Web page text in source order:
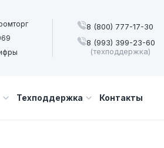
8 (800) 777-17-30
8 (993) 399-23-60
(техподдержка)
Техподдержка Контакты